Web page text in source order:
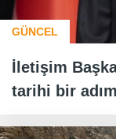
GÜNCEL
İletişim
tarihi bir